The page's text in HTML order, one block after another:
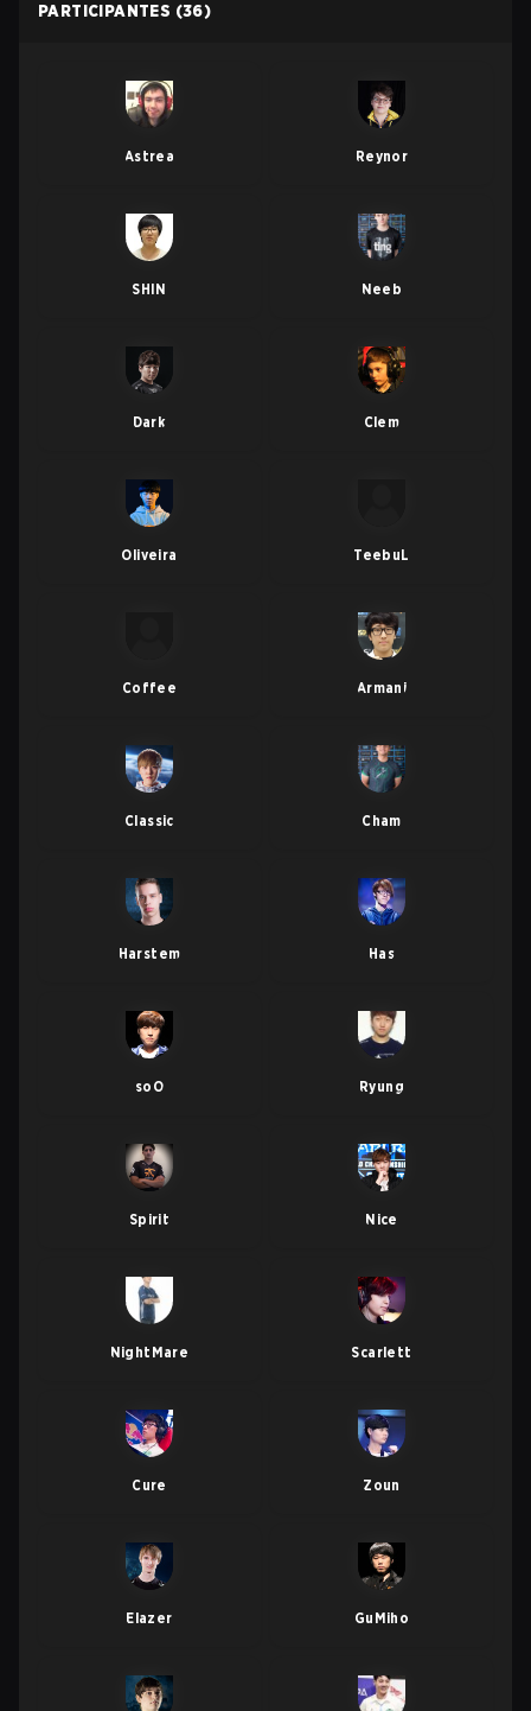
PARTICIPANTES (36)
Astrea Reynor
SHIN Neeb
Dark Clem
Oliveira TeebuL
Coffee Armani
Classic Cham
Harstem Has
soO Ryung
Spirit Nice
NightMare Scarlett
Cure Zoun
Elazer GuMiho